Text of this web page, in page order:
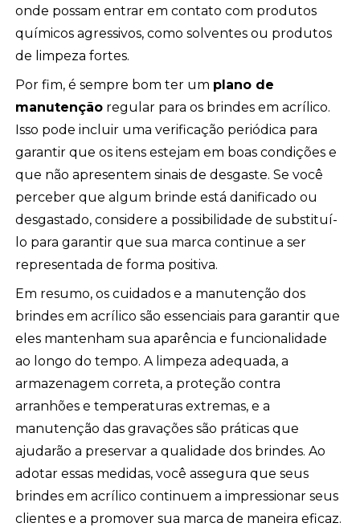
onde possam entrar em contato com produtos
químicos agressivos, como solventes ou produtos
de limpeza fortes.
Por fim, é sempre bom ter um plano de
manutenção regular para os brindes em acrílico.
Isso pode incluir uma verificação periódica para
garantir que os itens estejam em boas condições e
que não apresentem sinais de desgaste. Se você
perceber que algum brinde está danificado ou
desgastado, considere a possibilidade de substituí-
lo para garantir que sua marca continue a ser
representada de forma positiva.
Em resumo, os cuidados e a manutenção dos
brindes em acrílico são essenciais para garantir que
eles mantenham sua aparência e funcionalidade
ao longo do tempo. A limpeza adequada, a
armazenagem correta, a proteção contra
arranhões e temperaturas extremas, e a
manutenção das gravações são práticas que
ajudarão a preservar a qualidade dos brindes. Ao
adotar essas medidas, você assegura que seus
brindes em acrílico continuem a impressionar seus
clientes e a promover sua marca de maneira eficaz.